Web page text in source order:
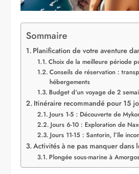
Sommaire
Planification de votre aventure
Choix de la meilleure période
Conseils de réservation :
hébergements
Budget d’un voyage de 2
Itinéraire recommandé pour 15
Jours 1-5 : Découverte de
Jours 6-10 : Exploration de
Jours 11-15 : Santorin, l’île
Activités à ne pas manquer dans
Plongée sous-marine à Amorgos